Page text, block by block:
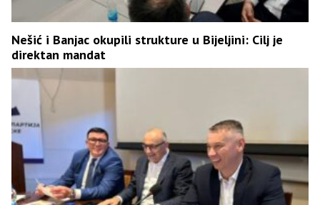
Nešić i Banjac okupili strukture u Bijeljini: Cilj je
direktan mandat